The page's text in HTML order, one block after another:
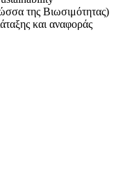
της Βιωσιμότητας)
και αναφοράς